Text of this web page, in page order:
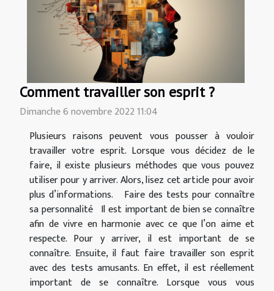
Comment travailler son esprit ?
Dimanche 6 novembre 2022 11:04
Plusieurs raisons peuvent vous pousser à vouloir
travailler votre esprit. Lorsque vous décidez de le
faire, il existe plusieurs méthodes que vous pouvez
utiliser pour y arriver. Alors, lisez cet article pour avoir
plus d’informations. Faire des tests pour connaître
sa personnalité Il est important de bien se connaître
afin de vivre en harmonie avec ce que l’on aime et
respecte. Pour y arriver, il est important de se
connaître. Ensuite, il faut faire travailler son esprit
avec des tests amusants. En effet, il est réellement
important de se connaître. Lorsque vous vous